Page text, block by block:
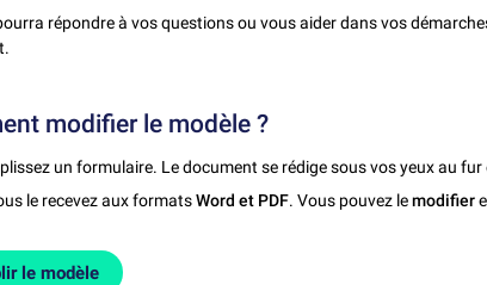
répondre à vos questions ou vous aider dans vos
modifier le modèle ?
un formulaire. Le document se rédige sous vos yeux au fur
le recevez aux formatsWord et PDF. Vous pouvez lemodifier
le modèle